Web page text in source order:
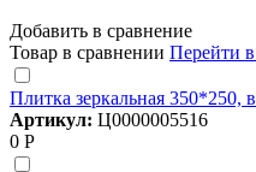
Добавить в сравнение
Товар в сравнении Перейти
Плитка зеркальная 350*250,
Артикул: Ц0000005516
0 Р